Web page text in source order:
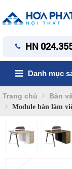
HN
Danh mục
Trang chủ Bàn
Module bàn làm